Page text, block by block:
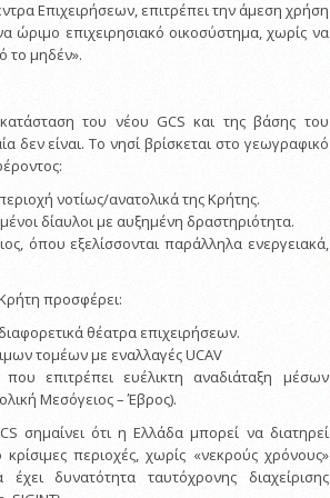
Επιχειρήσεων, επιτρέπει την άμεση χρήση
ώριμο επιχειρησιακό οικοσύστημα, χωρίς να
το μηδέν».
του νέου GCS και της βάσης του
δεν είναι. Το νησί βρίσκεται στο γεωγραφικό
νοτίως/ανατολικά της Κρήτης.
δίαυλοι με αυξημένη δραστηριότητα.
όπου εξελίσσονται παράλληλα ενεργειακά,
προσφέρει:
θέατρα επιχειρήσεων.
τομέων με εναλλαγές UCAV
επιτρέπει ευέλικτη αναδιάταξη μέσων
Μεσόγειος – Έβρος).
σημαίνει ότι η Ελλάδα μπορεί να διατηρεί
περιοχές, χωρίς «νεκρούς χρόνους»
δυνατότητα ταυτόχρονης διαχείρισης